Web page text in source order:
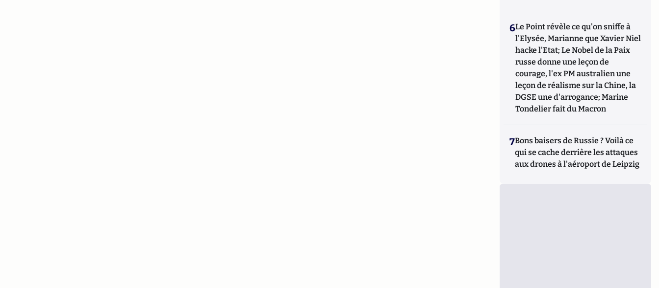
6Le Point révèle ce qu'on sniffe à
l'Elysée, Marianne que Xavier Niel
hacke l'Etat; Le Nobel de la Paix
russe donne une leçon de
courage, l'ex PM australien une
leçon de réalisme sur la Chine, la
DGSE une d'arrogance; Marine
Tondelier fait du Macron
7Bons baisers de Russie ? Voilà ce
qui se cache derrière les attaques
aux drones à l'aéroport de Leipzig